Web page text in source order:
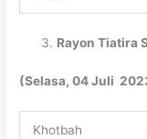
Rayon Tiatira
(Selasa, 04 Juli
Khotbah